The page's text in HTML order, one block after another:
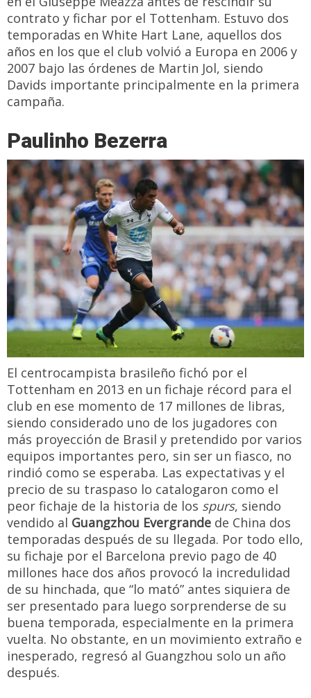
contrato y fichar por el Tottenham. Estuvo dos
temporadas en White Hart Lane, aquellos dos
años en los que el club volvió a Europa en 2006 y
2007 bajo las órdenes de Martin Jol, siendo
Davids importante principalmente en la primera
campaña.
Paulinho Bezerra
El centrocampista brasileño fichó por el
Tottenham en 2013 en un fichaje récord para el
club en ese momento de 17 millones de libras,
siendo considerado uno de los jugadores con
más proyección de Brasil y pretendido por varios
equipos importantes pero, sin ser un fiasco, no
rindió como se esperaba. Las expectativas y el
precio de su traspaso lo catalogaron como el
peor fichaje de la historia de los spurs, siendo
vendido al Guangzhou Evergrande de China dos
temporadas después de su llegada. Por todo ello,
su fichaje por el Barcelona previo pago de 40
millones hace dos años provocó la incredulidad
de su hinchada, que “lo mató” antes siquiera de
ser presentado para luego sorprenderse de su
buena temporada, especialmente en la primera
vuelta. No obstante, en un movimiento extraño e
inesperado, regresó al Guangzhou solo un año
después.